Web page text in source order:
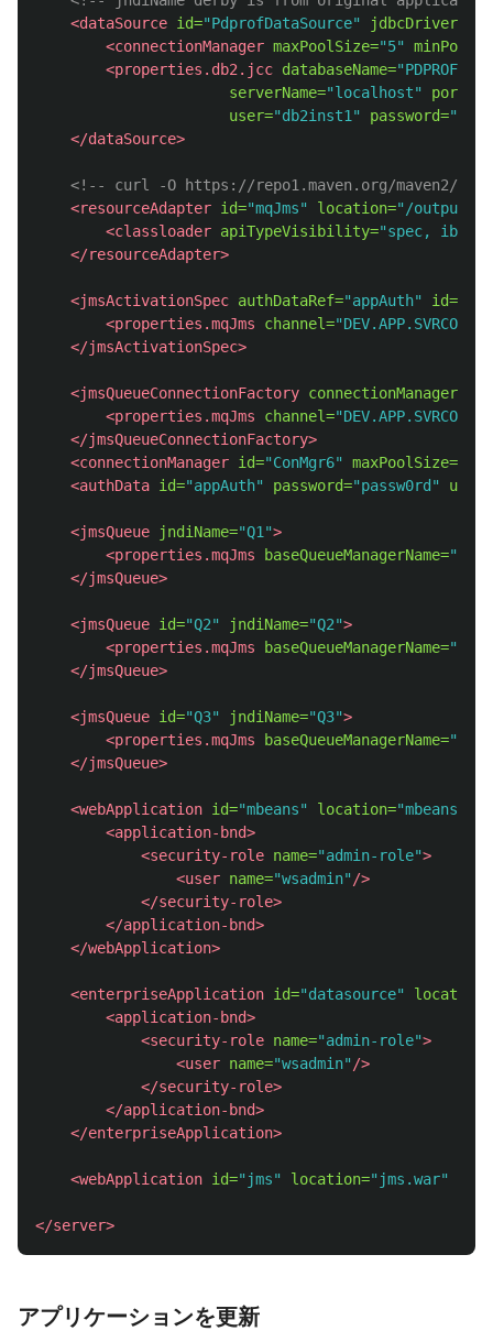
<dataSource id="PdprofDataSource"
jdbcDriverRef=
<connectionManager maxPoolSize="5"
<properties.db2.jcc databaseName="PDPROF"
serverName="localhost"
user="db2inst1" password=
</dataSource>
<!-- curl -O https://repo1.maven.org/maven2/
<resourceAdapter id="mqJms" location="/output/
<classloader apiTypeVisibility="spec, ibm-
</resourceAdapter>
<jmsActivationSpec authDataRef="appAuth" id=
<properties.mqJms
channel="DEV.APP.SVRCONN"
</jmsActivationSpec>
<jmsQueueConnectionFactory connectionManagerRef=
<properties.mqJms
channel="DEV.APP.SVRCONN"
</jmsQueueConnectionFactory>
<connectionManager id="ConMgr6" maxPoolSize=
<authData id="appAuth" password="passw0rd" user=
<jmsQueue jndiName="Q1">
<properties.mqJms
baseQueueManagerName="QM1"
</jmsQueue>
<jmsQueue id="Q2" jndiName="Q2">
<properties.mqJms
baseQueueManagerName="QM1"
</jmsQueue>
<jmsQueue id="Q3" jndiName="Q3">
<properties.mqJms
baseQueueManagerName="QM1"
</jmsQueue>
<webApplication id="mbeans" location=
<application-bnd>
<security-role name="admin-role">
<user name="wsadmin" />
</security-role>
</application-bnd>
</webApplication>
<enterpriseApplication id="datasource"
location=
<application-bnd>
<security-role name="admin-role">
<user name="wsadmin" />
</security-role>
</application-bnd>
</enterpriseApplication>
<webApplication id="jms" location="jms.war"
</server>
アプリケーションを更新